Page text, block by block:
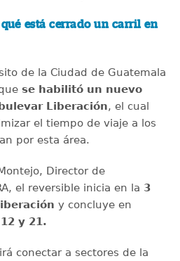
qué está cerrado un carril en
de la Ciudad de Guatemala
se habilitó un nuevo
Liberación, el cual
el tiempo de viaje a los
por esta área.
Director de
el reversible inicia en la 3
y concluye en
y 21.
conectar a sectores de la